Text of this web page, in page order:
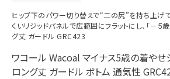
ヒップ下のパワー切り替えで“二の尻”を持ち上げ
くいリジッドパネルで広範囲にフラットにし、「－５
グ丈 ガードル GRC423
ワコール Wacoal マイナス5歳の着やせ
ロング丈 ガードル ボトム 通気性